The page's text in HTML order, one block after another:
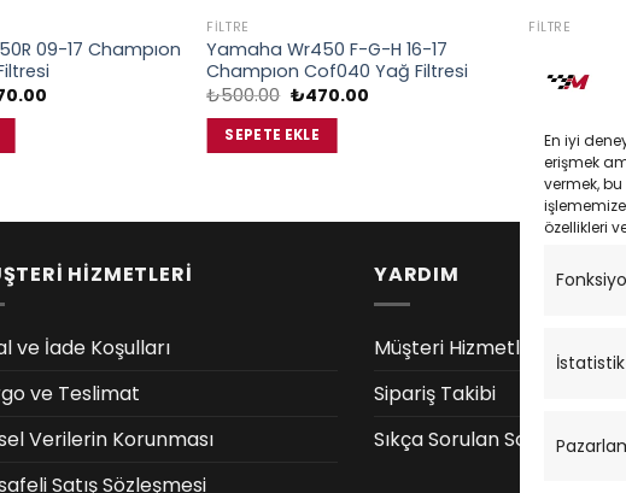
En iyi
erişmek
vermek,
özellikleri
İstatistik
09-17 Champıon
Şu
FILTRE
Yamaha Wr450 F-G-H 16-17
Champıon Cof040 Yağ Filtresi
₺500.00 Orijinal
₺500.00.
₺470.00Şu
SEPETE EKLE
FILTRE
Filtresi
524.61
SEPETE
HİZMETLERİ
ve İade Koşulları
ve Teslimat
Verilerin Korunması
Satış Sözleşmesi
YARDIM
Müşteri Hizmetleri
Sipariş Takibi
Sıkça Sorulan Sorular